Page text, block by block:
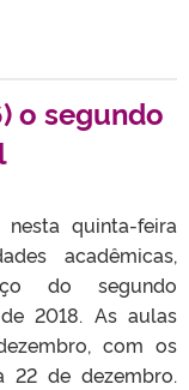
o segundo
quinta-feira
acadêmicas,
do segundo
2018. As aulas
com os
22 de dezembro.